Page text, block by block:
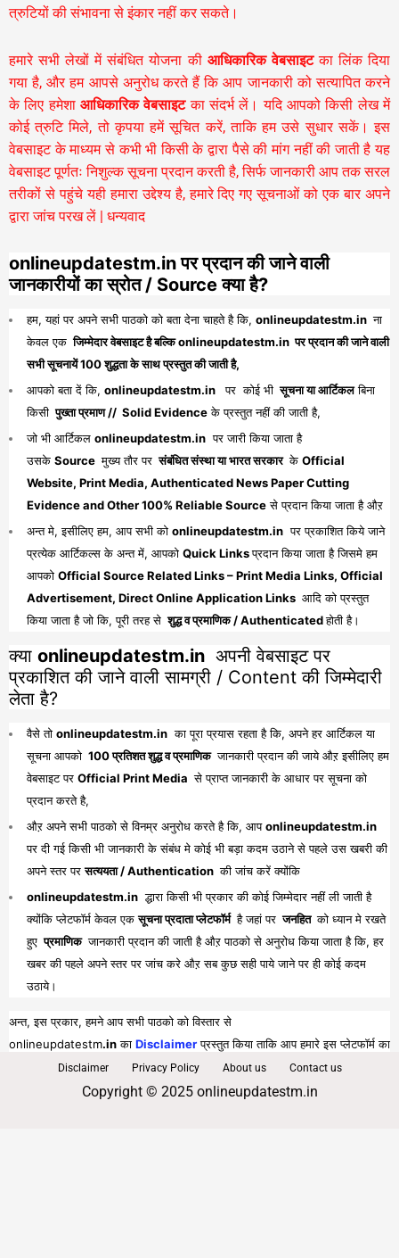
त्रुटियों की संभावना से इंकार नहीं कर सकते।
हमारे सभी लेखों में संबंधित योजना की आधिकारिक वेबसाइटका लिंक दिया
गया है, और हम आपसे अनुरोध करते हैं कि आप जानकारी को सत्यापित करने
के लिए हमेशा आधिकारिक वेबसाइटका संदर्भ लें। यदि आपको किसी लेख में
कोई त्रुटि मिले, तो कृपया हमें सूचित करें, ताकि हम उसे सुधार सकें। इस
वेबसाइट के माध्यम से कभी भी किसी के द्वारा पैसे की मांग नहीं की जाती है यह
वेबसाइट पूर्णतः निशुल्क सूचना प्रदान करती है,सिर्फ जानकारी आप तक सरल
तरीकों से पहुंचे यही हमारा उद्देश्य है, हमारे दिए गए सूचनाओं को एक बार अपने
द्वारा जांच परख लें | धन्यवाद
onlineupdatestm.in पर प्रदान की जाने वाली
जानकारीयों का स्रोत / Source क्या है?
हम, यहां पर अपने सभी पाठको को बता देना चाहते है कि, onlineupdatestm.in ना
केवल एक जिम्मेदार वेबसाइट है बल्कि onlineupdatestm.in पर प्रदान की जाने वाली
सभी सूचनायें 100 शुद्धता के साथ प्रस्तुत की जाती है,
आपको बता दें कि, onlineupdatestm.in पर कोई भी सूचना या आर्टिकलबिना
किसी पुख्ता प्रमाण // Solid Evidenceके प्रस्तुत नहीं की जाती है,
जो भी आर्टिकल onlineupdatestm.in पर जारी किया जाता है
उसके Source मुख्य तौर पर संबंधित संस्था या भारत सरकार के Official
Website, Print Media, Authenticated News Paper Cutting
Evidence and Other 100% Reliable Sourceसे प्रदान किया जाता है औऱ
अन्त मे, इसीलिए हम, आप सभी को onlineupdatestm.in पर प्रकाशित किये जाने
प्रत्येक आर्टिकल्स के अन्त में, आपको Quick Linksप्रदान किया जाता है जिसमे हम
आपको Official Source Related Links – Print Media Links, Official
Advertisement, Direct Online Application Links आदि को प्रस्तुत
किया जाता है जो कि, पूरी तरह से शुद्ध व प्रमाणिक / Authenticatedहोती है।
क्या onlineupdatestm.in अपनी वेबसाइट पर
प्रकाशित की जाने वाली सामग्री / Content की जिम्मेदारी
लेता है?
वैसे तो onlineupdatestm.in का पूरा प्रयास रहता है कि, अपने हर आर्टिकल या
सूचना आपको 100 प्रतिशत शुद्ध व प्रमाणिक जानकारी प्रदान की जाये औऱ इसीलिए हम
वेबसाइट पर Official Print Media से प्राप्त जानकारी के आधार पर सूचना को
प्रदान करते है,
औऱ अपने सभी पाठको से विनम्र अनुरोध करते है कि, आपonlineupdatestm.in
पर दी गई किसी भी जानकारी के संबंध मे कोई भी बड़ा कदम उठाने से पहले उस खबरी की
अपने स्तर परसत्ययता / Authentication की जांच करें क्योंकि
onlineupdatestm.in द्धारा किसी भी प्रकार की कोई जिम्मेदार नहीं ली जाती है
क्योंकि प्लेटफॉर्म केवल एकसूचना प्रदाता प्लेटफॉर्म है जहां पर जनहित को ध्यान मे रखते
हुए प्रमाणिक जानकारी प्रदान की जाती है औऱ पाठको से अनुरोध किया जाता है कि, हर
खबर की पहले अपने स्तर पर जांच करे औऱ सब कुछ सही पाये जाने पर ही कोई कदम
उठाये।
अन्त, इस प्रकार, हमने आप सभी पाठको को विस्तार से
onlineupdatestm.inका Disclaimerप्रस्तुत किया ताकि आप हमारे इस प्लेटफॉर्म का
पूरा व भरपूर लाभ प्राप्त कर सकें।
Disclaimer Privacy Policy About us Contact us
Copyright © 2025 onlineupdatestm.in